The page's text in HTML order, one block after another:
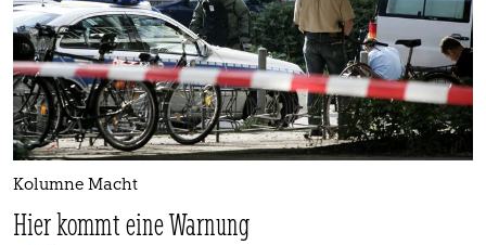
Kolumne Macht
Hier kommt eine Warnung